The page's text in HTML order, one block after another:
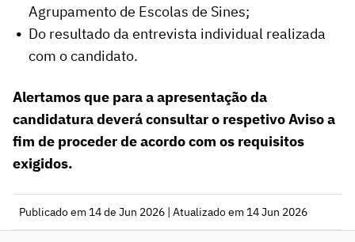
Agrupamento de Escolas de Sines;
Do resultado da entrevista individual realizada
com o candidato.
Alertamos que para a apresentação da
candidatura deverá consultar o respetivo Aviso a
fim de proceder de acordo com os requisitos
exigidos.
Publicado em 14 de Jun 2026 | Atualizado em 14 Jun 2026